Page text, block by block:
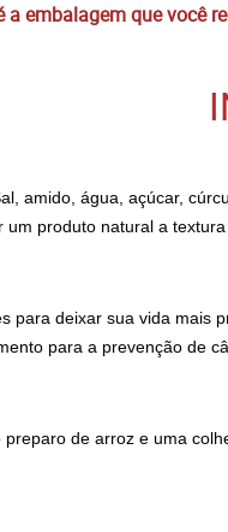
a embalagem que você
amido, água, açúcar,
um produto natural a
para deixar sua vida mais
para a prevenção de
de arroz e uma